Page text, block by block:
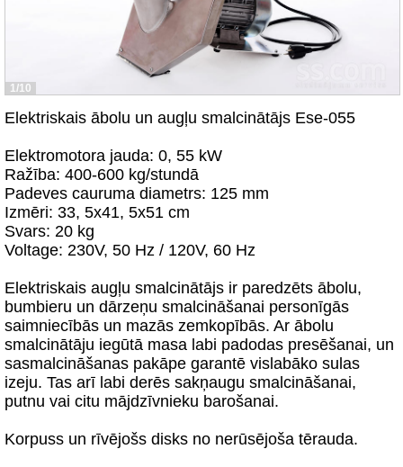
1/10
Elektriskais ābolu un augļu smalcinātājs Ese-055
Elektromotora jauda: 0, 55 kW
Ražība: 400-600 kg/stundā
Padeves cauruma diametrs: 125 mm
Izmēri: 33, 5х41, 5х51 сm
Svars: 20 kg
Voltage: 230V, 50 Hz / 120V, 60 Hz
Elektriskais augļu smalcinātājs ir paredzēts ābolu,
bumbieru un dārzeņu smalcināšanai personīgās
saimniecībās un mazās zemkopībās. Ar ābolu
smalcinātāju iegūtā masa labi padodas presēšanai, un
sasmalcināšanas pakāpe garantē vislabāko sulas
izeju. Tas arī labi derēs sakņaugu smalcināšanai,
putnu vai citu mājdzīvnieku barošanai.
Korpuss un rīvējošs disks no nerūsējoša tērauda.